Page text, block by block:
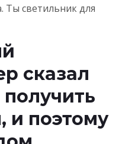
Ты светильник для
сказал
и поэтому